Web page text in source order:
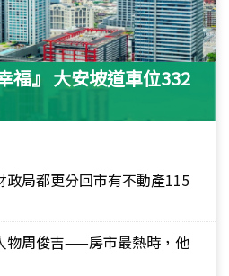
福』 大安坡道車位332
政局都更分回市有不動產115
物周俊吉——房市最熱時，他